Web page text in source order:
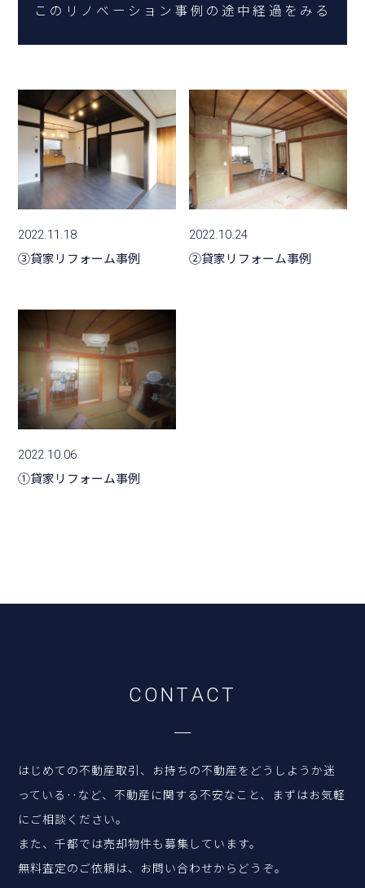
このリノベーション事例の途中経過をみる
2022.11.18
③貸家リフォーム事例
2022.10.24
②貸家リフォーム事例
2022.10.06
①貸家リフォーム事例
CONTACT
はじめての不動産取引、お持ちの不動産をどうしようか迷
っている‥など、 不動産に関する不安なこと、まずはお気軽
にご相談ください。
また、千都では売却物件も募集しています。
無料査定のご依頼は、お問い合わせからどうぞ。